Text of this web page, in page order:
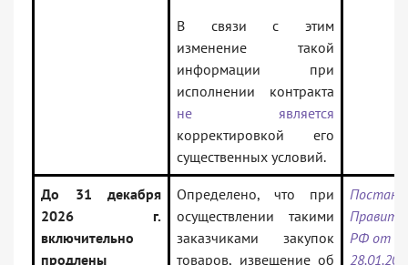
В связи с этим
изменение такой
информации при
исполнении контракта
не является
корректировкой его
существенных условий.
До 31 декабря
2026 г.
включительно
продлены
Определено, что при
осуществлении такими
заказчиками закупок
товаров, извещение об
РФ от